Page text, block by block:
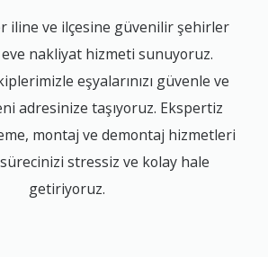
iline ve ilçesine güvenilir şehirler
eve nakliyat hizmeti sunuyoruz.
eşyalarınızı güvenle ve
adresinize taşıyoruz. Ekspertiz
montaj ve demontaj hizmetleri
stressiz ve kolay hale
getiriyoruz.